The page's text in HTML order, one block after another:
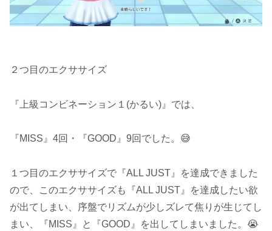
２つ目のエクササイズ
『上級コンビネーション１(かるい)』では、
『MISS』4回・『GOOD』9回でした。😅
１つ目のエクササイズで『ALL JUST』を達成できました
ので、このエクササイズも『ALL JUST』を達成したい欲
が出てしまい、序盤でリズムが少しズレて焦りが生じてし
まい、『MISS』と『GOOD』を出してしまいました。😭